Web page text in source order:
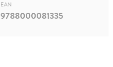
EAN
9788000081335